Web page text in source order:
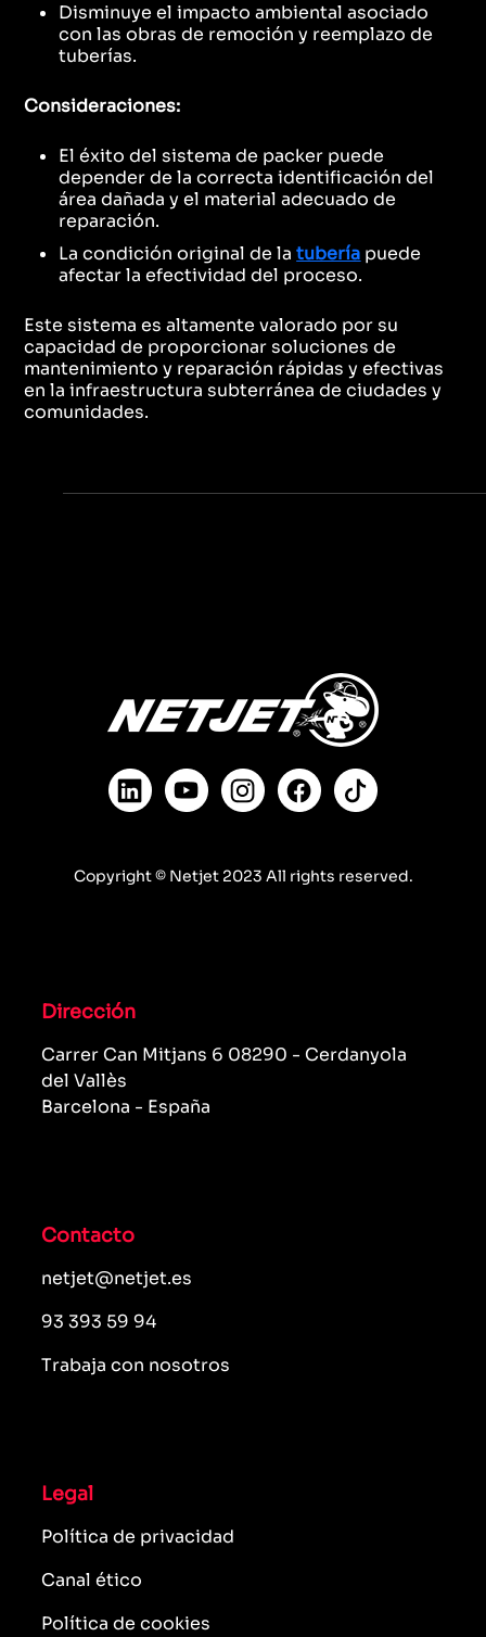
Disminuye el impacto ambiental asociado
con las obras de remoción y reemplazo de
tuberías.
Consideraciones:
El éxito del sistema de packer puede
depender de la correcta identificación del
área dañada y el material adecuado de
reparación.
La condición original de latubería puede
afectar la efectividad del proceso.
Este sistema es altamente valorado por su
capacidad de proporcionar soluciones de
mantenimiento y reparación rápidas y efectivas
en la infraestructura subterránea de ciudades y
comunidades.
Copyright © Netjet 2023 All rights reserved.
Dirección
Carrer Can Mitjans 6 08290 - Cerdanyola
del Vallès
Barcelona - España
Contacto
netjet@netjet.es
93 393 59 94
Trabaja con nosotros
Legal
Política de privacidad
Canal ético
Política de cookies